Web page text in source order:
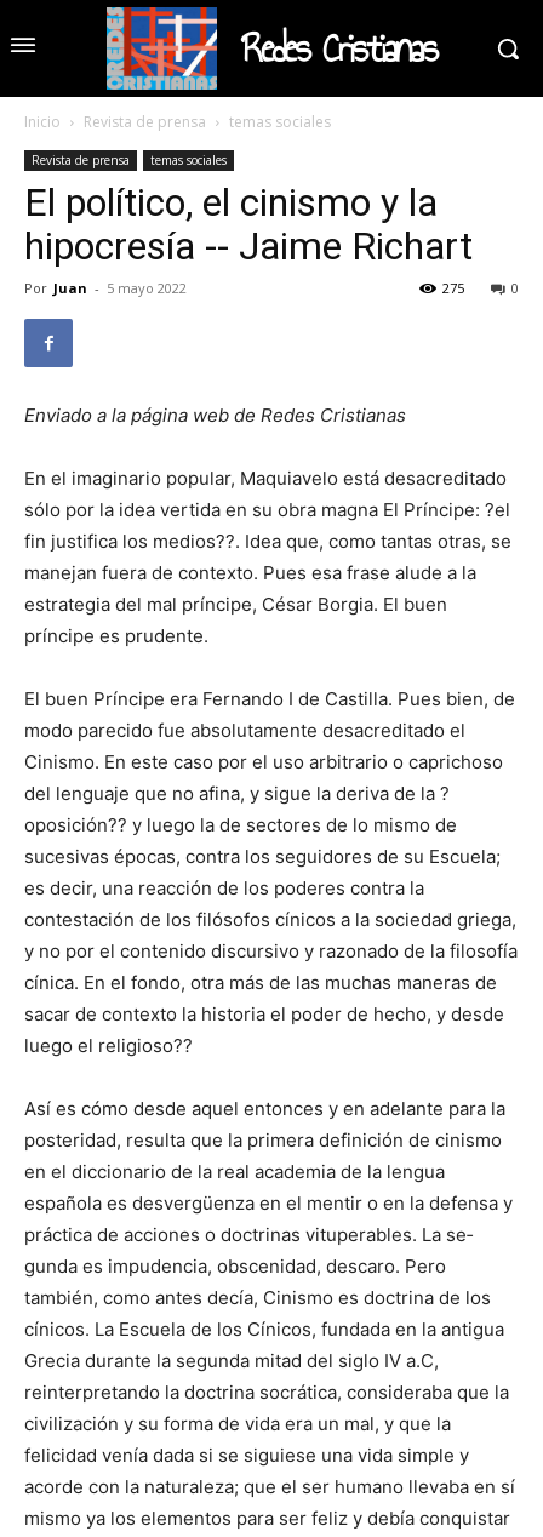
Redes Cristianas
Inicio Revista de prensa temas sociales
Revista de prensa temas sociales
El político, el cinismo y la
hipocresía -- Jaime Richart
Por Juan - 5 mayo 2022 0
275
Enviado a la página web de Redes Cristianas
En el imaginario popular, Maquiavelo está desacreditado
sólo por la idea vertida en su obra magna El Príncipe: ?el
fin justifica los medios??. Idea que, como tantas otras, se
manejan fuera de contexto. Pues esa frase alude a la
estrategia del mal príncipe, César Borgia. El buen
príncipe es prudente.
El buen Príncipe era Fernando I de Castilla. Pues bien, de
modo parecido fue absolutamente desacreditado el
Cinismo. En este caso por el uso arbitrario o caprichoso
del lenguaje que no afina, y si­gue la deriva de la ?
oposición?? y luego la de sectores de lo mismo de
sucesivas épocas, contra los seguidores de su Escuela;
es decir, una reacción de los poderes contra la
contestación de los filósofos cínicos a la sociedad griega,
y no por el contenido discursivo y razonado de la filosofía
cínica. En el fondo, otra más de las muchas maneras de
sacar de contexto la historia el poder de hecho, y desde
luego el religioso??
Así es cómo desde aquel entonces y en adelante para la
posteridad, resulta que la primera definición de cinismo
en el diccionario de la real academia de la lengua
española es desvergüenza en el mentir o en la defensa y
práctica de acciones o doctrinas vituperables. La se­
gunda es impudencia, obscenidad, descaro. Pero
también, como antes de­cía, Cinismo es doctrina de los
cínicos. La Escuela de los Cíni­cos, fundada en la antigua
Grecia durante la segunda mitad del si­glo IV a.C,
reinterpretando la doctrina socrática, consideraba que la
civilización y su forma de vida era un mal, y que la
felicidad venía dada si se siguiese una vida simple y
acorde con la naturaleza; que el ser humano llevaba en sí
mismo ya los elementos para ser fe­liz y debía conquistar